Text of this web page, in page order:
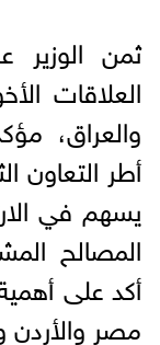
ثمن الوزير
العلاقات
والعراق،
أطر التعاون
يسهم في
المصالح
أكد على
مصر والأردن